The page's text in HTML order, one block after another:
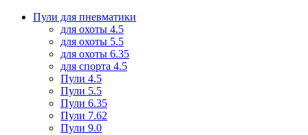
Пули для пневматики
для охоты 4.5
для охоты 5.5
для охоты 6.35
для спорта 4.5
Пули 4.5
Пули 5.5
Пули 6.35
Пули 7.62
Пули 9.0